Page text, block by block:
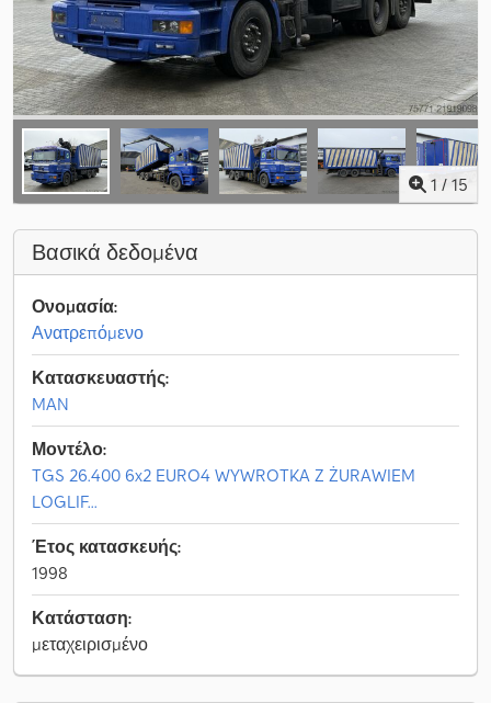
1 / 15
Βασικά δεδομένα
Ονομασία:
Ανατρεπόμενο
Κατασκευαστής:
MAN
Μοντέλο:
TGS 26.400 6x2 EURO4 WYWROTKA Z ŻURAWIEM
LOGLIF...
Έτος κατασκευής:
1998
Κατάσταση:
μεταχειρισμένο